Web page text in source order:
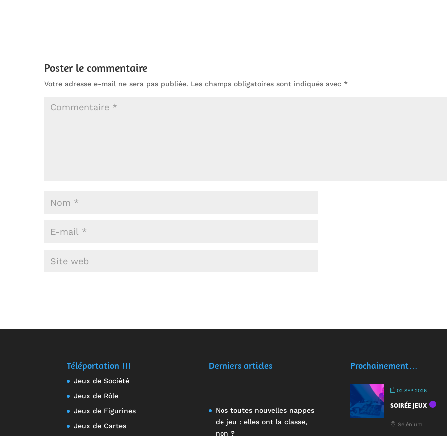
Poster le commentaire
Votre adresse e-mail ne sera pas publiée. Les champs obligatoires sont indiqués avec *
Téléportation !!!
Jeux de Société
Jeux de Rôle
Jeux de Figurines
Jeux de Cartes
Derniers articles
Nos toutes nouvelles nappes
de jeu : elles ont la classe,
non ?
Prochainement…
02 SEP 2026
SOIRÉE JEUX
Sélénium